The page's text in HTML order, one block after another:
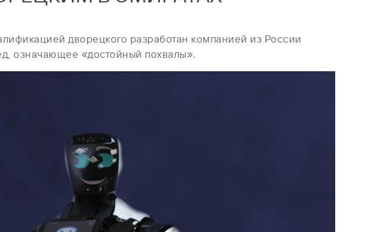
дворецкого разработан компанией из России
означающее «достойный похвалы».